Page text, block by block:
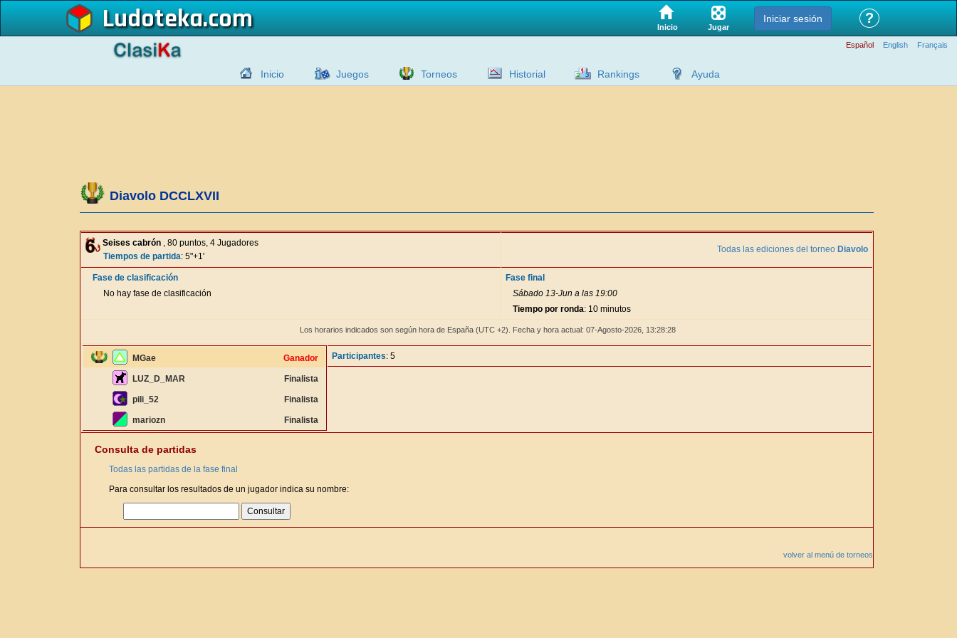
Ludoteka Inicio Jugar
Iniciar sesión ?
Español English Français
Inicio Juegos Torneos Historial Rankings Ayuda
Diavolo DCCLXVII
Seises cabrón , 80 puntos, 4 Jugadores
Tiempos de partida: 5"+1'
Todas las ediciones del torneo Diavolo
Fase de clasificación
No hay fase de clasificación
Fase final
Sábado 13-Jun a las 19:00
Tiempo por ronda: 10 minutos
Los horarios indicados son según hora de España (UTC +2). Fecha y hora actual: 07-Agosto-2026, 13:28:28
MGae Ganador
LUZ_D_MAR Finalista
pili_52 Finalista
mariozn Finalista
Participantes: 5
Consulta de partidas
Todas las partidas de la fase final
Para consultar los resultados de un jugador indica su nombre:
volver al menú de torneos